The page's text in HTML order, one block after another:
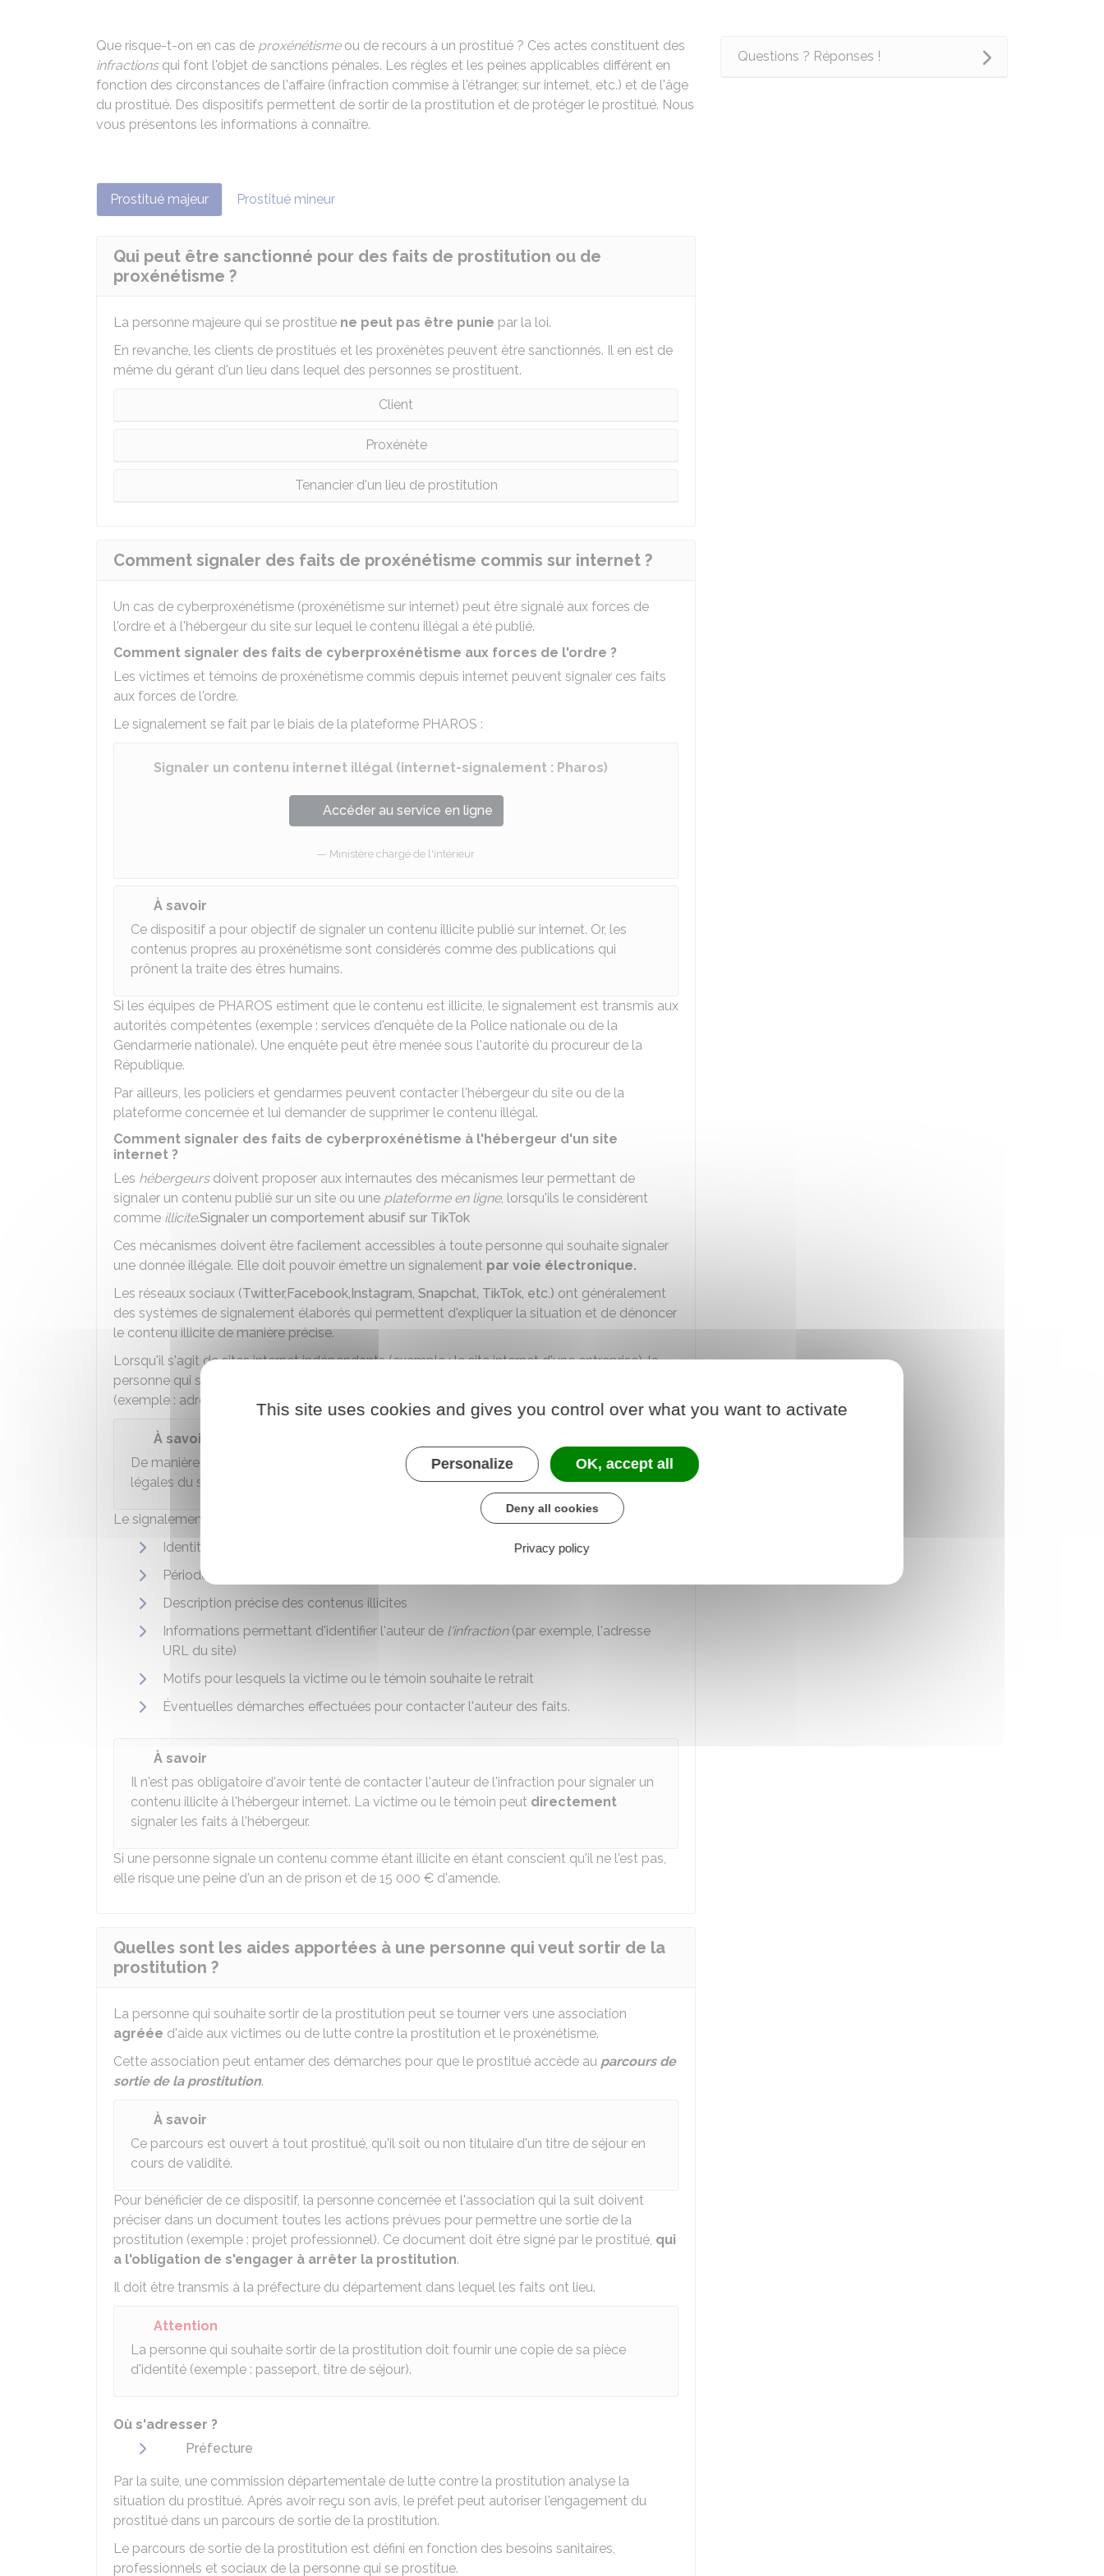
Que risque-t-on en cas de proxénétismeou de recours à un prostitué ? Ces actes constituent des
infractionsqui font l'objet de sanctions pénales. Les règles et les peines applicables différent en
fonction des circonstances de l'affaire (infraction commise à l'étranger, sur internet, etc.) et de l'âge
du prostitué. Des dispositifs permettent de sortir de la prostitution et de protéger le prostitué. Nous
vous présentons les informations à connaître.
Prostitué majeur Prostitué mineur
Qui peut être sanctionné pour des faits de prostitution ou de
proxénétisme ?
La personne majeure qui se prostitue ne peut pas être punie par la loi.
En revanche, les clients de prostitués et les proxénètes peuvent être sanctionnés. Il en est de
même du gérant d'un lieu dans lequel des personnes se prostituent.
Client
Proxénète
Tenancier d'un lieu de prostitution
Comment signaler des faits de proxénétisme commis sur internet ?
Un cas de cyberproxénétisme (proxénétisme sur internet) peut être signalé aux forces de
l'ordre et à l'hébergeur du site sur lequel le contenu illégal a été publié.
Comment signaler des faits de cyberproxénétisme aux forces de l'ordre ?
Les victimes et témoins de proxénétisme commis depuis internet peuvent signaler ces faits
aux forces de l'ordre.
Le signalement se fait par le biais de la plateforme PHAROS :
Signaler un contenu internet illégal (internet-signalement : Pharos)
Accéder au service en ligne
Ministère chargé de l'intérieur
À savoir
Ce dispositif a pour objectif de signaler un contenu illicite publié sur internet. Or, les
contenus propres au proxénétisme sont considérés comme des publications qui
prônent la traite des êtres humains.
Si les équipes de PHAROS estiment que le contenu est illicite, le signalement est transmis aux
autorités compétentes (exemple : services d'enquête de la Police nationale ou de la
Gendarmerie nationale). Une enquête peut être menée sous l'autorité du procureur de la
République.
Par ailleurs, les policiers et gendarmes peuvent contacter l'hébergeur du site ou de la
plateforme concernée et lui demander de supprimer le contenu illégal.
Comment signaler des faits de cyberproxénétisme à l'hébergeur d'un site
internet ?
Les hébergeursdoivent proposer aux internautes des mécanismes leur permettant de
signaler un contenu publié sur un site ou une plateforme en ligne, lorsqu'ils le considèrent
comme illicite.Signaler un comportement abusif sur TikTok
Ces mécanismes doivent être facilement accessibles à toute personne qui souhaite signaler
une donnée illégale. Elle doit pouvoir émettre un signalement par voie électronique.
Les réseaux sociaux (Twitter,Facebook,Instagram, Snapchat, TikTok, etc.) ont généralement
des systèmes de signalement élaborés qui permettent d'expliquer la situation et de dénoncer
le contenu illicite de manière précise.
Lorsqu'il s'agit de sites internet indépendants (exemple : le site internet d'une entreprise), la
personne qui souhaite faire un signalement doit rechercher les coordonnées de l'hébergeur
(exemple : adresse mail).
À savoir
De manière générale, les coordonnées de l'hébergeur se trouvent dans les mentions
légales du site internet.
Le signalement doit contenir les informations suivantes :
Identité de la personne qui fait le signalement
Période pendant laquelle les faits se sont déroulés
Description précise des contenus illicites
Informations permettant d'identifier l'auteur de l'infraction(par exemple, l'adresse
URL du site)
Motifs pour lesquels la victime ou le témoin souhaite le retrait
Éventuelles démarches effectuées pour contacter l'auteur des faits.
À savoir
Il n'est pas obligatoire d'avoir tenté de contacter l'auteur de l'infraction pour signaler un
contenu illicite à l'hébergeur internet. La victime ou le témoin peut directement
signaler les faits à l'hébergeur.
Si une personne signale un contenu comme étant illicite en étant conscient qu'il ne l'est pas,
elle risque une peine d'un an de prison et de 15 000 € d'amende.
Quelles sont les aides apportées à une personne qui veut sortir de la
prostitution ?
La personne qui souhaite sortir de la prostitution peut se tourner vers une association
agréée d'aide aux victimes ou de lutte contre la prostitution et le proxénétisme.
Cette association peut entamer des démarches pour que le prostitué accède au parcours de
sortie de la prostitution.
À savoir
Ce parcours est ouvert à tout prostitué, qu'il soit ou non titulaire d'un titre de séjour en
cours de validité.
Pour bénéficier de ce dispositif, la personne concernée et l'association qui la suit doivent
préciser dans un document toutes les actions prévues pour permettre une sortie de la
prostitution (exemple : projet professionnel). Ce document doit être signé par le prostitué, qui
a l'obligation de s'engager à arrêter la prostitution.
Il doit être transmis à la préfecture du département dans lequel les faits ont lieu.
Attention
La personne qui souhaite sortir de la prostitution doit fournir une copie de sa pièce
d'identité (exemple : passeport, titre de séjour).
Où s'adresser ?
Préfecture
Par la suite, une commission départementale de lutte contre la prostitution analyse la
situation du prostitué. Après avoir reçu son avis, le préfet peut autoriser l'engagement du
prostitué dans un parcours de sortie de la prostitution.
Le parcours de sortie de la prostitution est défini en fonction des besoins sanitaires,
professionnels et sociaux de la personne qui se prostitue.
Questions ? Réponses !
This site uses cookies and gives you control over what you want to activate
Personalize OK, accept all
Deny all cookies
Privacy policy